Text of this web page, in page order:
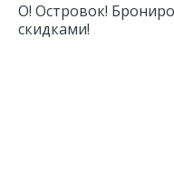
О! Островок!
скидками!